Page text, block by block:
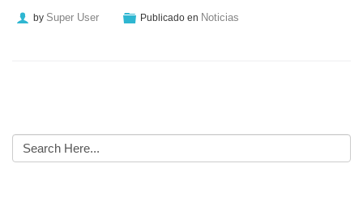
by Super User Publicado en Noticias